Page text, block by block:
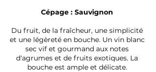
Cépage : Sauvignon
Du fruit, de la fraîcheur, une simplicité
et une légèreté en bouche. Un vin blanc
sec vif et gourmand aux notes
d'agrumes et de fruits exotiques. La
bouche est ample et délicate.